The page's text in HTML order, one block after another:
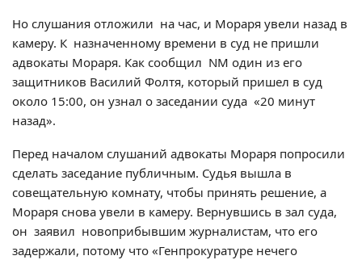
Но слушания отложили на час, и Мораря увели назад в
камеру. К назначенному времени в суд не пришли
адвокаты Мораря. Как сообщил NM один из его
защитников Василий Фолтя, который пришел в суд
около 15:00, он узнал о заседании суда «20 минут
назад».
Перед началом слушаний адвокаты Мораря попросили
сделать заседание публичным. Судья вышла в
совещательную комнату, чтобы принять решение, а
Мораря снова увели в камеру. Вернувшись в зал суда,
он заявил новоприбывшим журналистам, что его
задержали, потому что «Генпрокуратуре нечего